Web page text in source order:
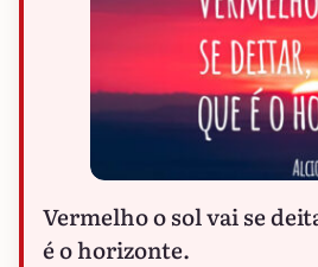
Vermelho o sol vai se
é o horizonte.